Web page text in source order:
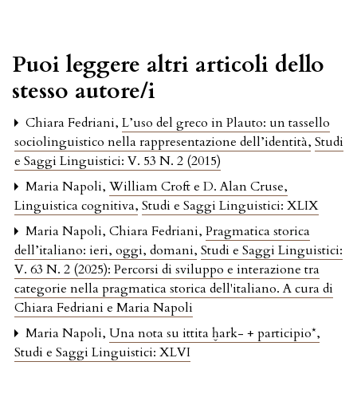
Puoi leggere altri articoli dello
stesso autore/i
Chiara Fedriani, L’uso del greco in Plauto: un tassello
sociolinguistico nella rappresentazione dell’identità, Studi
e Saggi Linguistici: V. 53 N. 2 (2015)
Maria Napoli, William Croft e D. Alan Cruse,
Linguistica cognitiva, Studi e Saggi Linguistici: XLIX
Maria Napoli, Chiara Fedriani, Pragmatica storica
dell’italiano: ieri, oggi, domani, Studi e Saggi Linguistici:
V. 63 N. 2 (2025): Percorsi di sviluppo e interazione tra
categorie nella pragmatica storica dell'italiano. A cura di
Chiara Fedriani e Maria Napoli
Maria Napoli, Una nota su ittita ḫark- + participio*,
Studi e Saggi Linguistici: XLVI